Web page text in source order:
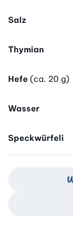
Salz
Thymian
Hefe (ca. 20 g)
Wasser
Speckwürfeli